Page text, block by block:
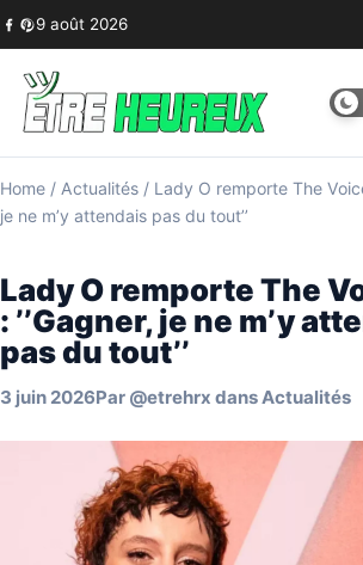
Skip to content
9 août 2026
Home / Actualités / Lady O remporte The
je ne m’y attendais pas du tout’’
Lady O remporte The
: ’’Gagner, je ne m’y
pas du tout’’
3 juin 2026Par @etrehrx dansActualités